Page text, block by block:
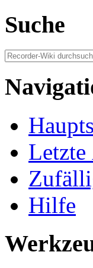
Suche
Letzte
Hilfe